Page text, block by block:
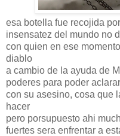
esa botella fue recojida
insensatez del mundo no
con quien en ese
diablo
a cambio de la ayuda de
poderes para poder
con su asesino, cosa que
hacer
pero porsupuesto ahi
fuertes sera enfrentar a